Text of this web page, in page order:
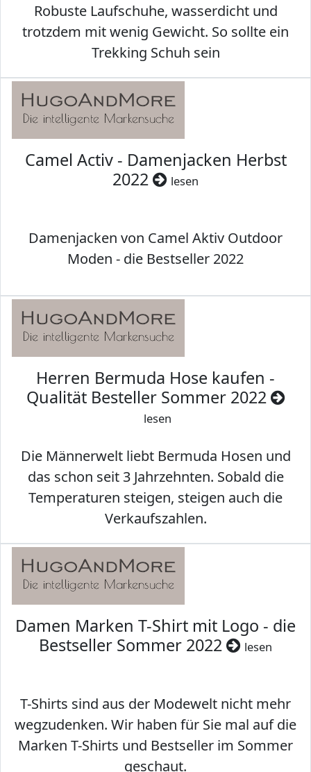
Robuste Laufschuhe, wasserdicht und
trotzdem mit wenig Gewicht. So sollte ein
Trekking Schuh sein
Camel Activ - Damenjacken Herbst
2022
lesen
Damenjacken von Camel Aktiv Outdoor
Moden - die Bestseller 2022
Herren Bermuda Hose kaufen -
Qualität Besteller Sommer 2022
lesen
Die Männerwelt liebt Bermuda Hosen und
das schon seit 3 Jahrzehnten. Sobald die
Temperaturen steigen, steigen auch die
Verkaufszahlen.
Damen Marken T-Shirt mit Logo - die
Bestseller Sommer 2022
lesen
T-Shirts sind aus der Modewelt nicht mehr
wegzudenken. Wir haben für Sie mal auf die
Marken T-Shirts und Bestseller im Sommer
geschaut.